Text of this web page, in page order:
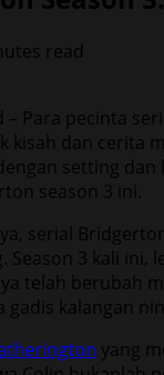
read
– Para pecinta
kisah dan cerita
setting
season 3 ini.
serial
Season 3 kali
telah berubah
kalangan
yang